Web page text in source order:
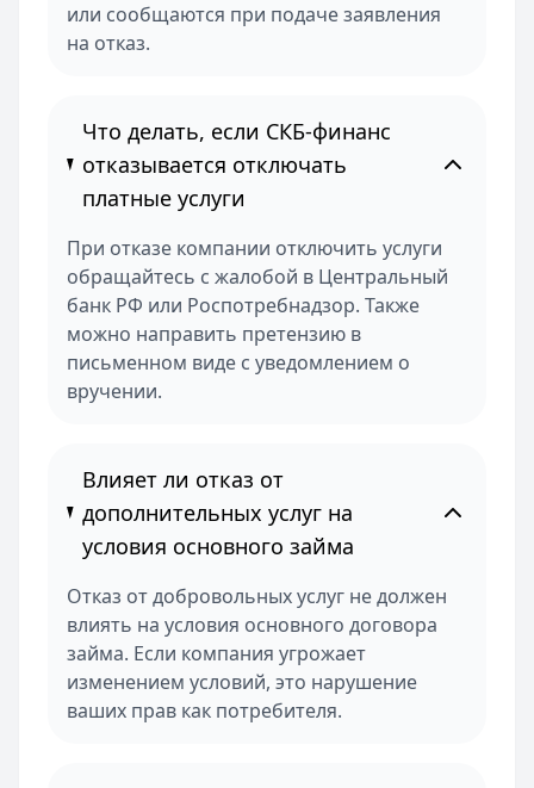
или сообщаются при подаче заявления
на отказ.
Что делать, если СКБ-финанс
отказывается отключать
платные услуги
При отказе компании отключить услуги
обращайтесь с жалобой в Центральный
банк РФ или Роспотребнадзор. Также
можно направить претензию в
письменном виде с уведомлением о
вручении.
Влияет ли отказ от
дополнительных услуг на
условия основного займа
Отказ от добровольных услуг не должен
влиять на условия основного договора
займа. Если компания угрожает
изменением условий, это нарушение
ваших прав как потребителя.